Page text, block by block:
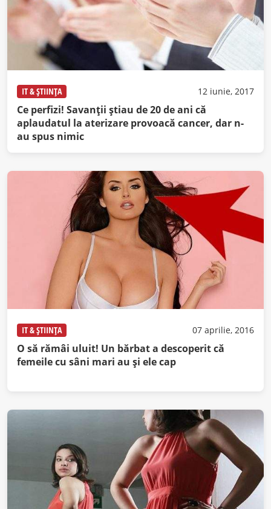
IT & ȘTIINȚA 12 iunie, 2017
Ce perfizi! Savanţii ştiau de 20 de ani că
aplaudatul la aterizare provoacă cancer, dar n-
au spus nimic
IT & ȘTIINȚA 07 aprilie, 2016
O să rămâi uluit! Un bărbat a descoperit că
femeile cu sâni mari au și ele cap